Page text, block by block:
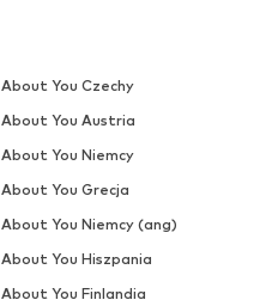
About You Czechy
About You Austria
About You Niemcy
About You Grecja
About You Niemcy (ang)
About You Hiszpania
About You Finlandia